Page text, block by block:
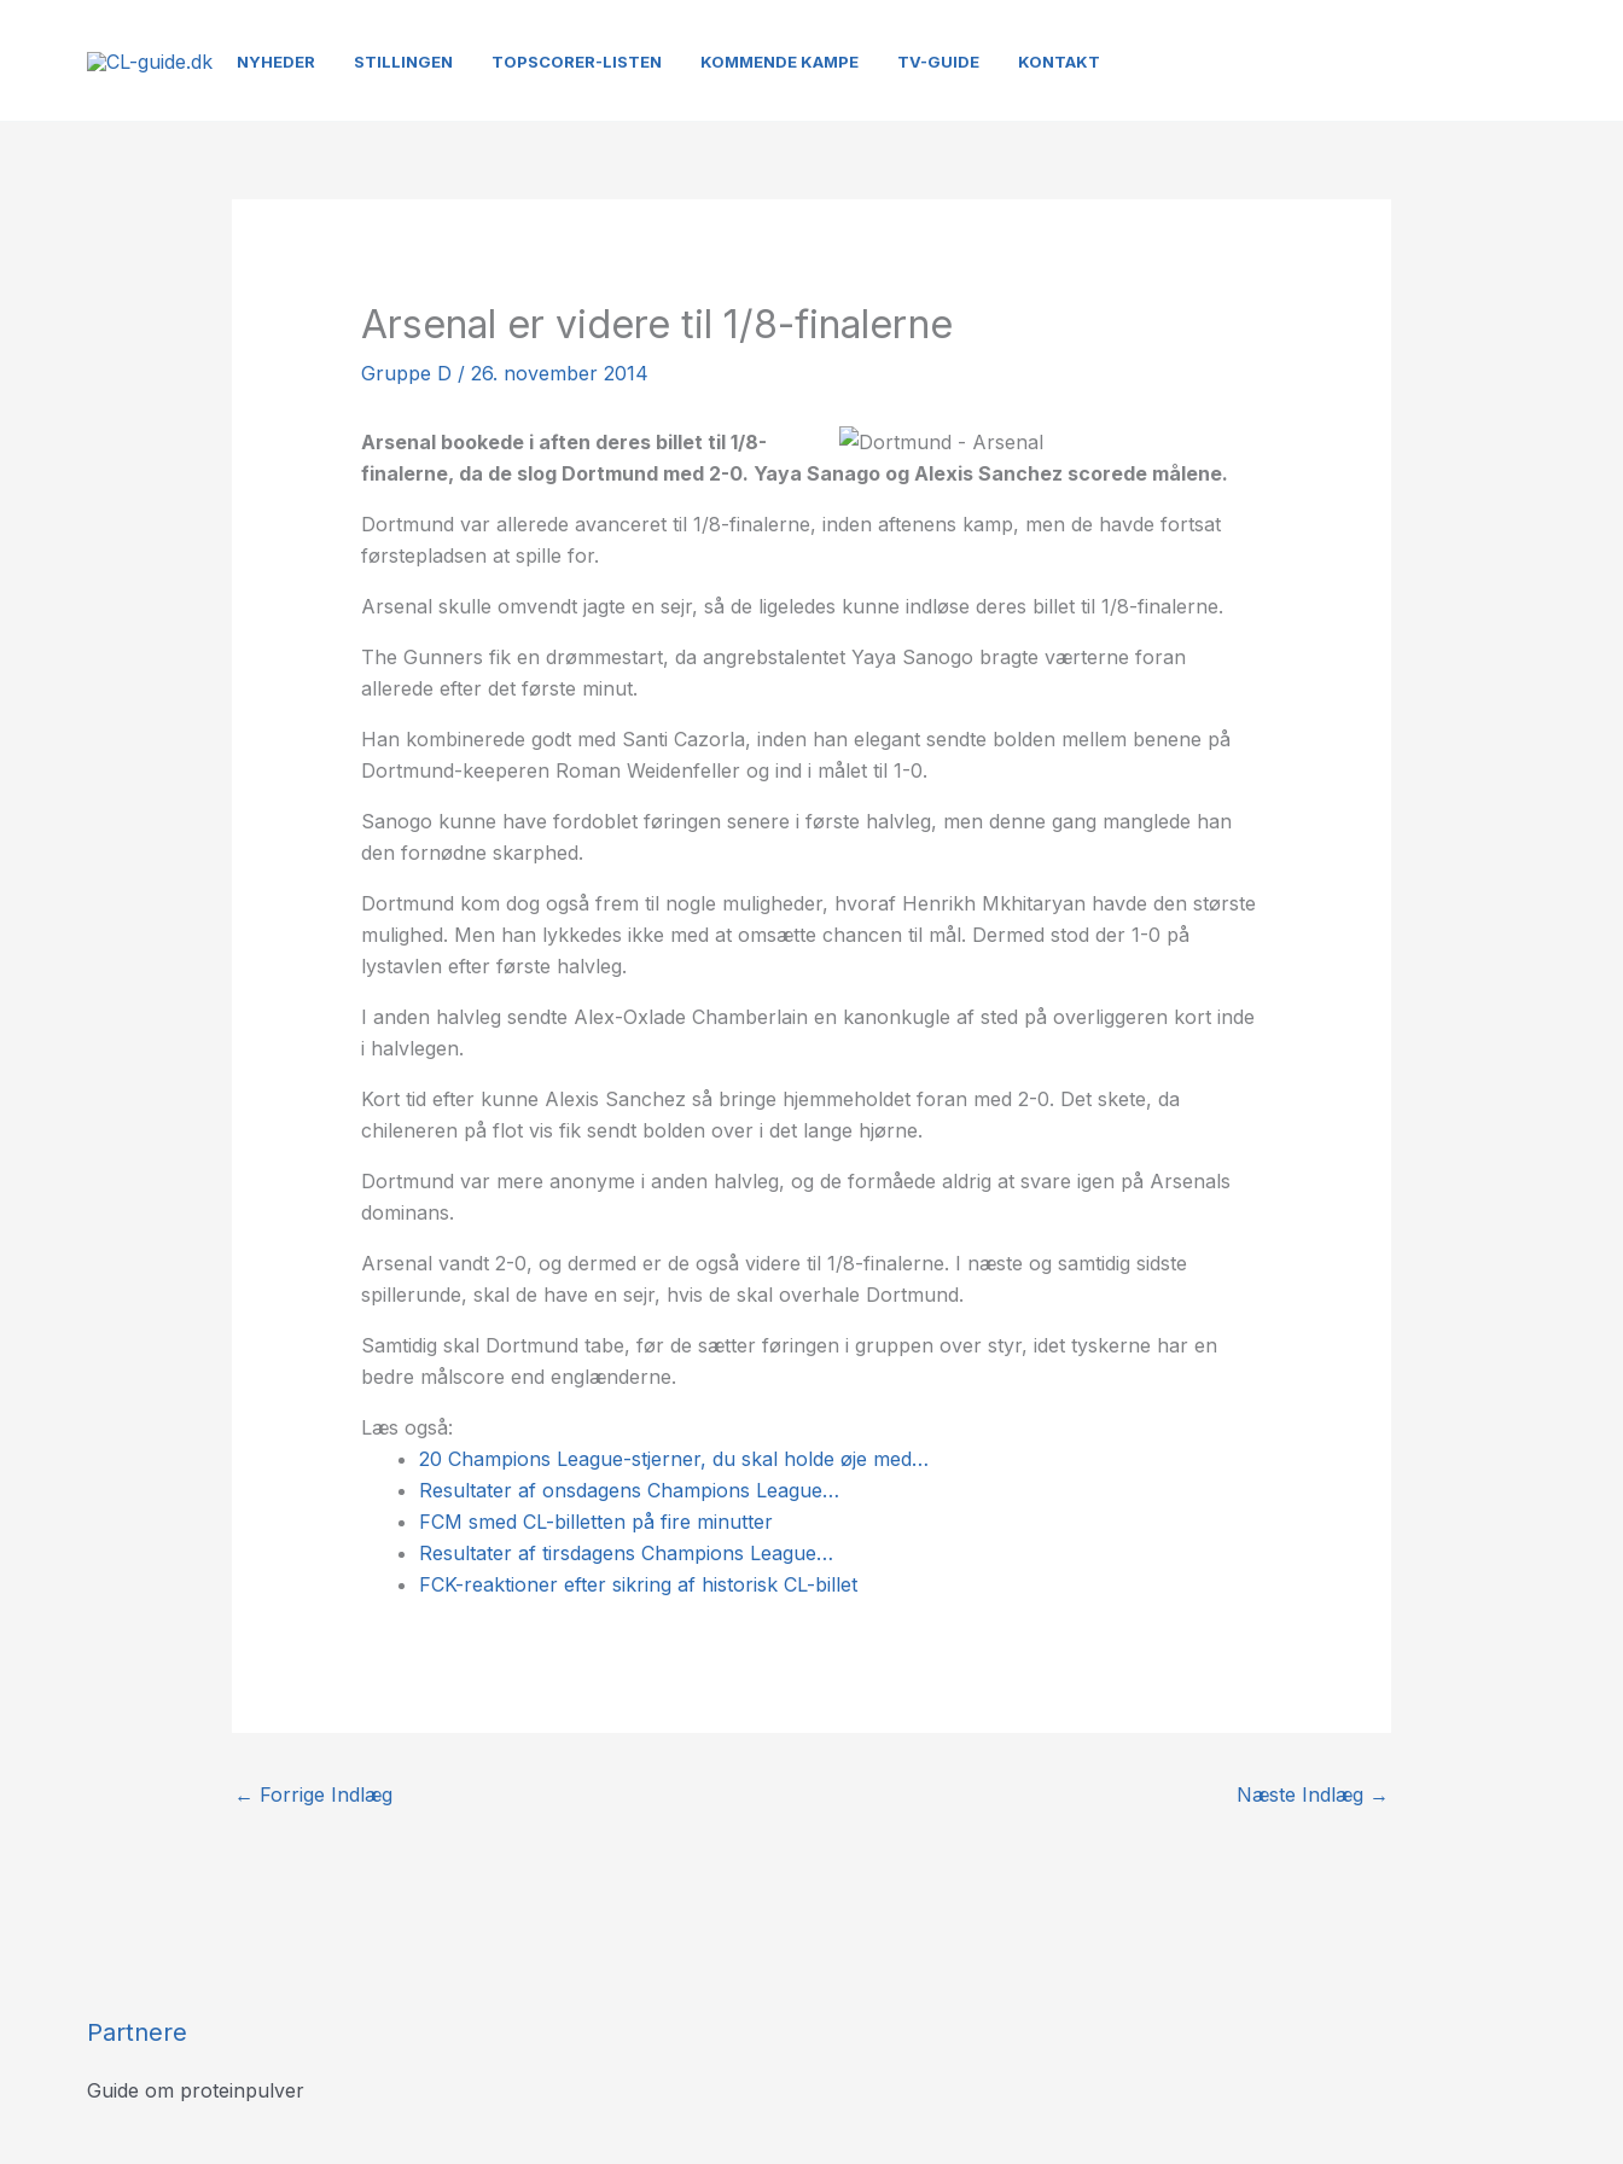
NYHEDER STILLINGEN TOPSCORER-LISTEN KOMMENDE KAMPE TV-GUIDE KONTAKT
Arsenal er videre til 1/8-finalerne
Gruppe D / 26. november 2014
Arsenal bookede i aften deres billet til 1/8-
finalerne, da de slog Dortmund med 2-0. Yaya Sanago og Alexis Sanchez scorede målene.
Dortmund var allerede avanceret til 1/8-finalerne, inden aftenens kamp, men de havde fortsat
førstepladsen at spille for.
Arsenal skulle omvendt jagte en sejr, så de ligeledes kunne indløse deres billet til 1/8-finalerne.
The Gunners fik en drømmestart, da angrebstalentet Yaya Sanogo bragte værterne foran
allerede efter det første minut.
Han kombinerede godt med Santi Cazorla, inden han elegant sendte bolden mellem benene på
Dortmund-keeperen Roman Weidenfeller og ind i målet til 1-0.
Sanogo kunne have fordoblet føringen senere i første halvleg, men denne gang manglede han
den fornødne skarphed.
Dortmund kom dog også frem til nogle muligheder, hvoraf Henrikh Mkhitaryan havde den største
mulighed. Men han lykkedes ikke med at omsætte chancen til mål. Dermed stod der 1-0 på
lystavlen efter første halvleg.
I anden halvleg sendte Alex-Oxlade Chamberlain en kanonkugle af sted på overliggeren kort inde
i halvlegen.
Kort tid efter kunne Alexis Sanchez så bringe hjemmeholdet foran med 2-0. Det skete, da
chileneren på flot vis fik sendt bolden over i det lange hjørne.
Dortmund var mere anonyme i anden halvleg, og de formåede aldrig at svare igen på Arsenals
dominans.
Arsenal vandt 2-0, og dermed er de også videre til 1/8-finalerne. I næste og samtidig sidste
spillerunde, skal de have en sejr, hvis de skal overhale Dortmund.
Samtidig skal Dortmund tabe, før de sætter føringen i gruppen over styr, idet tyskerne har en
bedre målscore end englænderne.
Læs også:
20 Champions League-stjerner, du skal holde øje med…
Resultater af onsdagens Champions League…
FCM smed CL-billetten på fire minutter
Resultater af tirsdagens Champions League…
FCK-reaktioner efter sikring af historisk CL-billet
← Forrige Indlæg Næste Indlæg →
Partnere
Guide om proteinpulver